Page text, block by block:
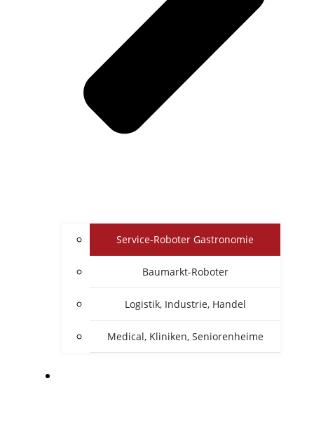
Service-Roboter Gastronomie
Baumarkt-Roboter
Logistik, Industrie, Handel
Medical, Kliniken, Seniorenheime